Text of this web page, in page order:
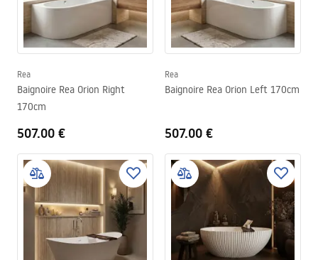
Rea
Baignoire Rea Orion Right
170cm
507.00 €
Rea
Baignoire Rea Orion Left 170cm
507.00 €